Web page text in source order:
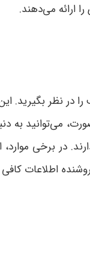
ارائه می‌دهند.
در نظر بگیرید.
می‌توانید به
در برخی موارد،
اطلاعات